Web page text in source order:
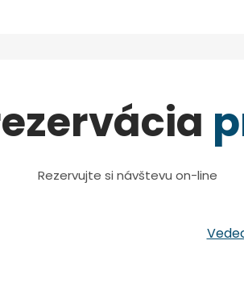
Rezervujte si návštevu on-line